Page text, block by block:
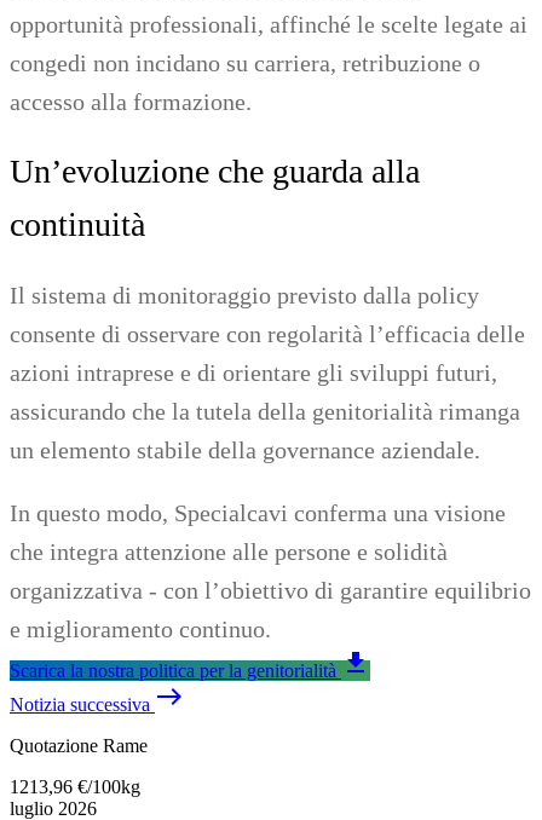
opportunità professionali, affinché le scelte legate ai
congedi non incidano su carriera, retribuzione o
accesso alla formazione.
Un’evoluzione che guarda alla
continuità
Il sistema di monitoraggio previsto dalla policy
consente di osservare con regolarità l’efficacia delle
azioni intraprese e di orientare gli sviluppi futuri,
assicurando che la tutela della genitorialità rimanga
un elemento stabile della governance aziendale.
In questo modo, Specialcavi conferma una visione
che integra attenzione alle persone e solidità
organizzativa - con l’obiettivo di garantire equilibrio
e miglioramento continuo.
Scarica la nostra politica per la genitorialità download
Notizia successiva east
Quotazione Rame
1213,96 €/100kg
luglio 2026